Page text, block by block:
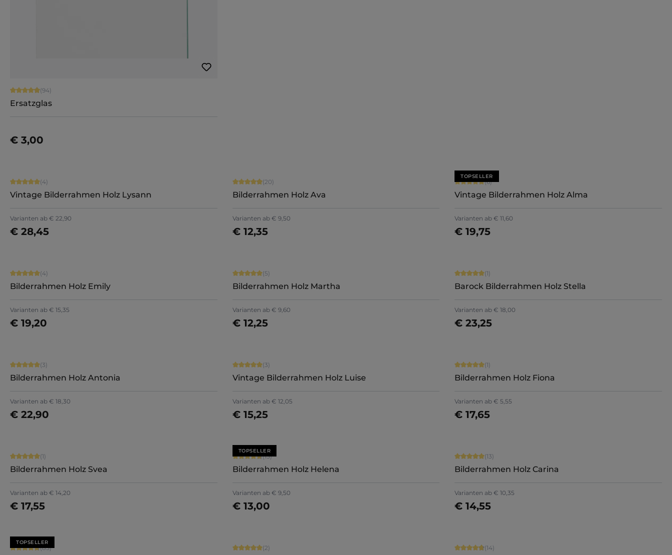
Durchschnittliche Bewertung von 4.94 von 5 Sternen
(94)
Ersatzglas
€ 3,00
Details
Durchschnittliche Bewertung von 5 von 5 Sternen
(4)
Vintage Bilderrahmen Holz Lysann
Varianten ab € 22,90
€ 28,45
Jetzt konfigurieren
Durchschnittliche Bewertung von 4.9 von 5 Sternen
(20)
Bilderrahmen Holz Ava
Varianten ab€ 9,50
€ 12,35
Jetzt konfigurieren
TOPSELLER
Durchschnittliche Bewertung von 5 von 5 Sternen
(6)
Vintage Bilderrahmen Holz Alma
Varianten ab € 11,60
€ 19,75
Jetzt konfigurieren
Durchschnittliche Bewertung von 5 von 5 Sternen
(4)
Bilderrahmen Holz Emily
Varianten ab € 15,35
€ 19,20
Jetzt konfigurieren
Durchschnittliche Bewertung von 5 von 5 Sternen
(5)
Bilderrahmen Holz Martha
Varianten ab€ 9,60
€ 12,25
Jetzt konfigurieren
Durchschnittliche Bewertung von 5 von 5 Sternen
(1)
Barock Bilderrahmen Holz Stella
Varianten ab € 18,00
€ 23,25
Jetzt konfigurieren
Durchschnittliche Bewertung von 5 von 5 Sternen
(3)
Bilderrahmen Holz Antonia
Varianten ab € 18,30
€ 22,90
Jetzt konfigurieren
Durchschnittliche Bewertung von 5 von 5 Sternen
(3)
Vintage Bilderrahmen Holz Luise
Varianten ab€ 12,05
€ 15,25
Jetzt konfigurieren
Durchschnittliche Bewertung von 5 von 5 Sternen
(1)
Bilderrahmen Holz Fiona
Varianten ab € 5,55
€ 17,65
Jetzt konfigurieren
Durchschnittliche Bewertung von 5 von 5 Sternen
(1)
Bilderrahmen Holz Svea
Varianten ab € 14,20
€ 17,55
Jetzt konfigurieren
TOPSELLER
Durchschnittliche Bewertung von 4.8 von 5 Sternen
(15)
Bilderrahmen Holz Helena
Varianten ab€ 9,50
€ 13,00
Jetzt konfigurieren
Durchschnittliche Bewertung von 5 von 5 Sternen
(13)
Bilderrahmen Holz Carina
Varianten ab € 10,35
€ 14,55
Jetzt konfigurieren
TOPSELLER
Durchschnittliche Bewertung von 4.71 von 5 Sternen
(85) Durchschnittliche Bewertung von 5 von 5 Sternen
(2) Durchschnittliche Bewertung von 4.86 von 5 Sternen
(14)